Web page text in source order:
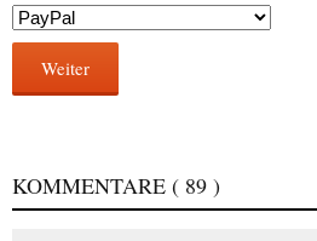
Weiter
KOMMENTARE ( 89 )